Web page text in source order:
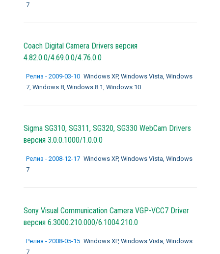
7
Coach Digital Camera Drivers версия
4.82.0.0/4.69.0.0/4.76.0.0
Релиз - 2009-03-10 Windows XP, Windows Vista, Windows
7, Windows 8, Windows 8.1, Windows 10
Sigma SG310, SG311, SG320, SG330 WebCam Drivers
версия 3.0.0.1000/1.0.0.0
Релиз - 2008-12-17 Windows XP, Windows Vista, Windows
7
Sony Visual Communication Camera VGP-VCC7 Driver
версия 6.3000.210.000/6.1004.210.0
Релиз - 2008-05-15 Windows XP, Windows Vista, Windows
7